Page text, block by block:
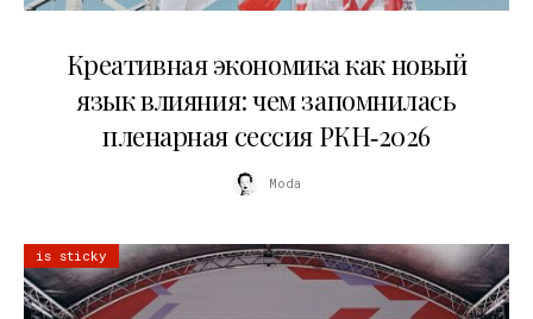
Креативная экономика как новый
язык влияния: чем запомнилась
пленарная сессия РКН‑2026
Moda
is sticky